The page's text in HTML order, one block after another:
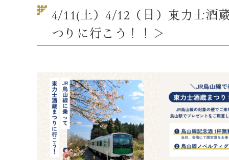
4/11(土）4/12（日）東力士
つりに行こう！！＞